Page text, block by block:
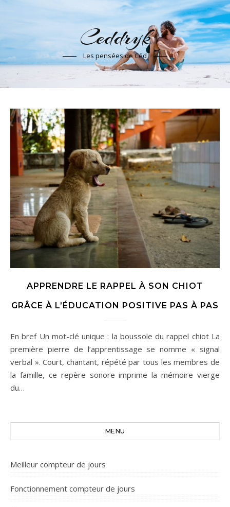
Ceddryk
Les pensées de Céd
APPRENDRE LE RAPPEL À SON CHIOT
GRÂCE À L’ÉDUCATION POSITIVE PAS À PAS
En bref Un mot-clé unique : la boussole du rappel chiot La
première pierre de l’apprentissage se nomme « signal
verbal ». Court, chantant, répété par tous les membres de
la famille, ce repère sonore imprime la mémoire vierge
du…
MENU
Meilleur compteur de jours
Fonctionnement compteur de jours